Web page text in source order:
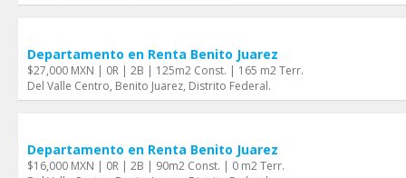
Departamento en Renta Benito Juarez
$27,000 MXN | 0R | 2B | 125m2 Const. | 165 m2 Terr.
Del Valle Centro, Benito Juarez, Distrito Federal.
Departamento en Renta Benito Juarez
$16,000 MXN | 0R | 2B | 90m2 Const. | 0 m2 Terr.